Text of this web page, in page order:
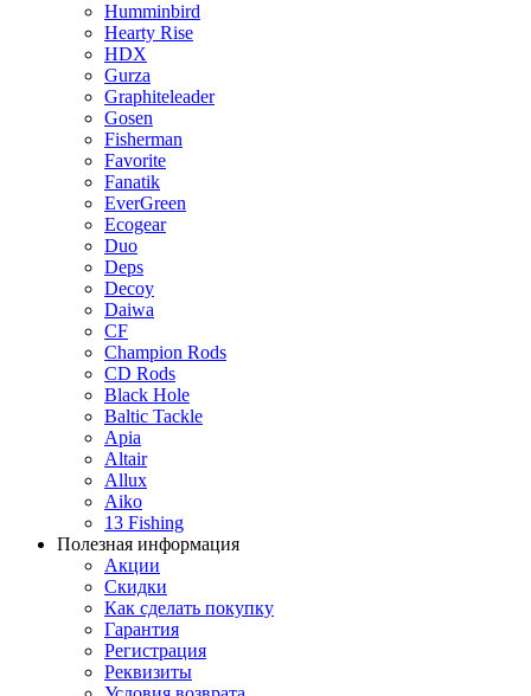
Humminbird
Hearty Rise
HDX
Gurza
Graphiteleader
Gosen
Fisherman
Favorite
Fanatik
EverGreen
Ecogear
Duo
Deps
Decoy
Daiwa
CF
Champion Rods
CD Rods
Black Hole
Baltic Tackle
Apia
Altair
Allux
Aiko
13 Fishing
Полезная информация
Акции
Скидки
Как сделать покупку
Гарантия
Регистрация
Реквизиты